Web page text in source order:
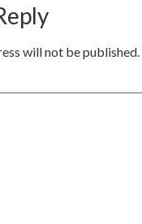
will not be published.